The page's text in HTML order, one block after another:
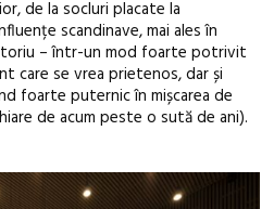
de la socluri placate la
scandinave, mai ales în
– într-un mod foarte potrivit
care se vrea prietenos, dar și
foarte puternic în mișcarea de
de acum peste o sută de ani).